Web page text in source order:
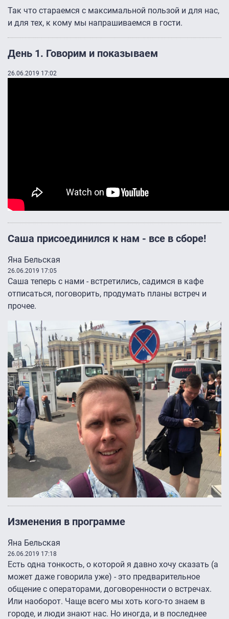
Так что стараемся с максимальной пользой и для нас,
и для тех, к кому мы напрашиваемся в гости.
День 1. Говорим и показываем
26.06.2019 17:02
Саша присоединился к нам - все в сборе!
Яна Бельская
26.06.2019 17:05
Саша теперь с нами - встретились, садимся в кафе
отписаться, поговорить, продумать планы встреч и
прочее.
Изменения в программе
Яна Бельская
26.06.2019 17:18
Есть одна тонкость, о которой я давно хочу сказать (а
может даже говорила уже) - это предварительное
общение с операторами, договоренности о встречах.
Или наоборот. Чаще всего мы хоть кого-то знаем в
городе, и люди знают нас. Но иногда, и в последнее